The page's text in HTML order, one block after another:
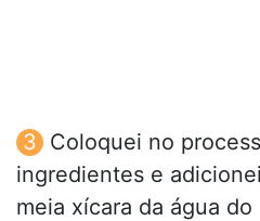
Coloquei no
ingredientes e
meia xícara da água